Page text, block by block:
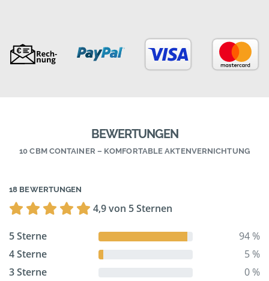
BEWERTUNGEN
10 CBM CONTAINER – KOMFORTABLE AKTENVERNICHTUNG
18 BEWERTUNGEN
4,9 von 5 Sternen
5 Sterne
94 %
4 Sterne
5 %
3 Sterne
0 %